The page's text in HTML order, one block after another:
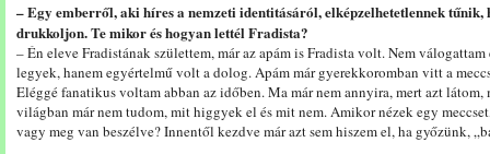
– Egy emberről, aki híres a nemzeti identitásáról, elképzelhetetlennek tűnik,
drukkoljon. Te mikor és hogyan lettél Fradista?
– Én eleve Fradistának születtem, már az apám is Fradista volt. Nem
legyek, hanem egyértelmű volt a dolog. Apám már gyerekkoromban vitt a
Eléggé fanatikus voltam abban az időben. Ma már nem annyira, mert azt
világban már nem tudom, mit higgyek el és mit nem. Amikor nézek egy
vagy meg van beszélve? Innentől kezdve már azt sem hiszem el, ha győzünk,